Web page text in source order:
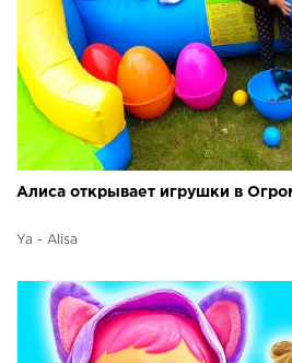
Алиса открывает игрушки в
Ya - Alisa